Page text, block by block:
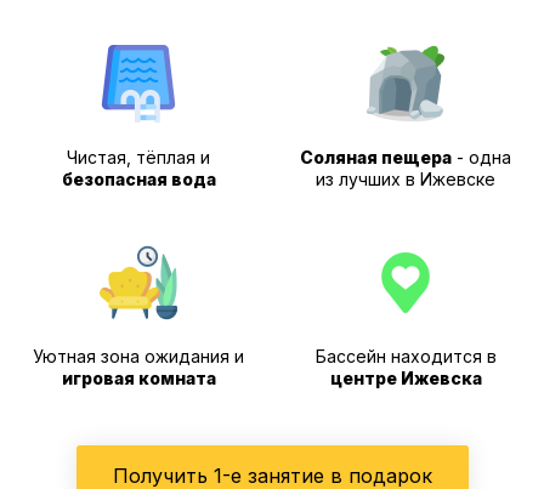
Чистая, тёплая и
безопасная вода
Соляная пещера - одна
из лучших в Ижевске
Уютная зона ожидания и
игровая комната
Бассейн находится в
центре Ижевска
Получить 1-е занятие в подарок